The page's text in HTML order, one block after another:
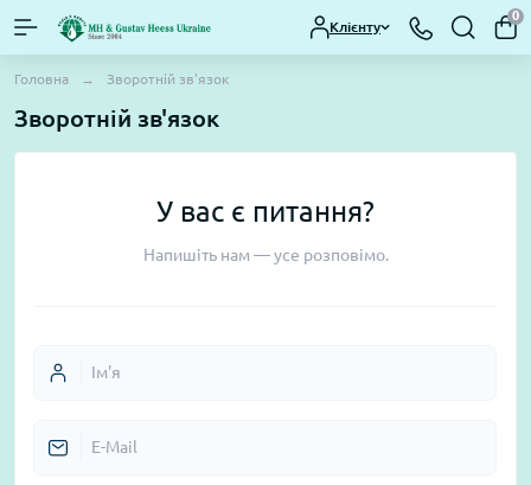
Клієнту
0
Головна Зворотній зв'язок
Зворотній зв'язок
У вас є питання?
Напишіть нам — усе розповімо.